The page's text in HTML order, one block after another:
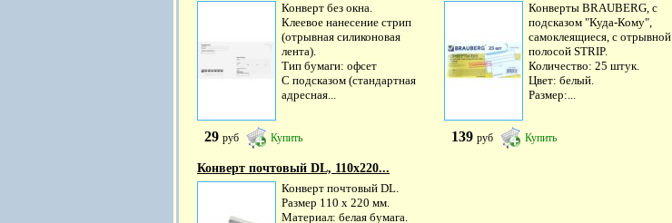
Конверт без окна.
Клеевое нанесение стрип
(отрывная силиконовая
лента).
Тип бумаги: офсет
С подсказом (стандартная
адресная...
29 руб Купить
Конверты BRAUBERG, с
подсказом "Куда-Кому",
самоклеящиеся, с отрывной
полосой STRIP.
Количество: 25 штук.
Цвет: белый.
Размер:...
139 руб Купить
Конверт почтовый DL, 110х220...
Конверт почтовый DL.
Размер 110 х 220 мм.
Материал: белая бумага.